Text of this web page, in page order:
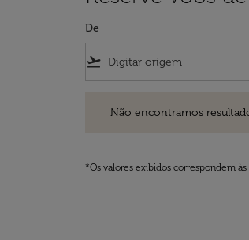
De
flight_takeoff
Não encontramos
*Os valores exibidos correspondem